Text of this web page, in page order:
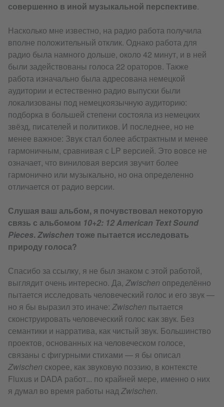
совершенно в иной музыкальной перспективе.
Насколько мне известно, на радио работа получила
вполне положительный отклик. Однако работа для
радио была намного дольше, около 42 минут, и в ней
были задействованы голоса 22 ораторов. Также
работа изначально была адресована немецкой
аудитории и естественно радио выпуски были
локализованы под немецкоязычную аудиторию:
подборка в большей степени состояла из немецких
звёзд, писателей и политиков. И последнее, но не
менее важное: Звук стал более абстрактным и менее
гармоничным, сравнивая с LP версией. Это вовсе не
означает, что виниловая версия звучит более
гармонично или музыкально, но она определенно
отличается от радио версии.
Слушая ваш альбом, я почувствовал некоторую
связь с альбомом 10+2: 12 American Text Sound
Pieces. Zwischen тоже пытается исследовать
природу голоса?
Спасибо за ссылку, я не был знаком с этой работой,
выглядит очень интересно. Да, Zwischen определённо
пытается исследовать человеческий голос и его звук —
но я бы выразил это иначе: Zwischen пытается
сконструировать человеческий голос как звук. Без
семантики и нарратива, как чистый звук. Большинство
проектов, основанных на человеческом голосе,
связаны с фигурными стихами — я бы описал
Zwischen скорее, как звуковую поэзию, в контексте
Fluxus и DADA работ... по крайней мере, именно о них
я думал во время работы надZwischen.